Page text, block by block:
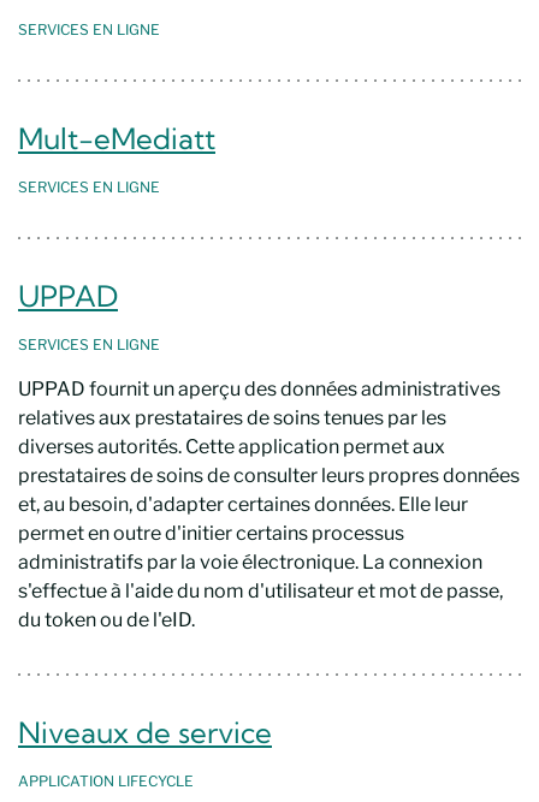
SERVICES EN LIGNE
Mult-eMediatt
SERVICES EN LIGNE
UPPAD
SERVICES EN LIGNE
UPPAD fournit un aperçu des données administratives
relatives aux prestataires de soins tenues par les
diverses autorités. Cette application permet aux
prestataires de soins de consulter leurs propres données
et, au besoin, d'adapter certaines données. Elle leur
permet en outre d'initier certains processus
administratifs par la voie électronique. La connexion
s'effectue à l'aide du nom d'utilisateur et mot de passe,
du token ou de l'eID.
Niveaux de service
APPLICATION LIFECYCLE